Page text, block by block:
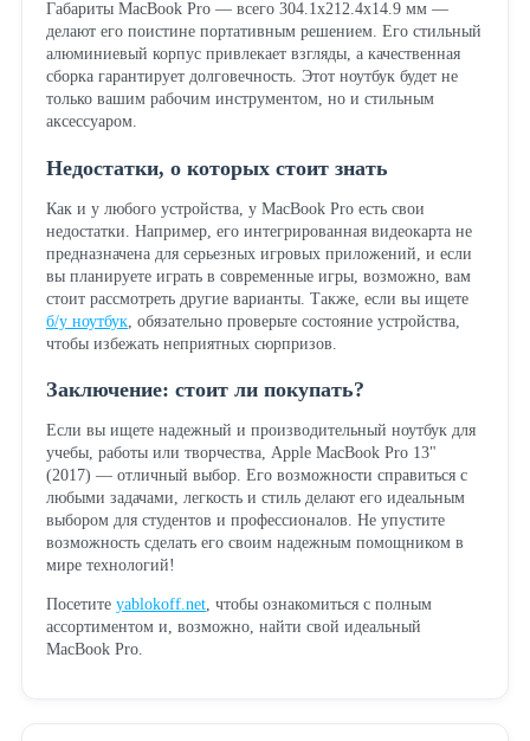
Габариты MacBook Pro — всего 304.1x212.4x14.9 мм —
делают его поистине портативным решением. Его стильный
алюминиевый корпус привлекает взгляды, а качественная
сборка гарантирует долговечность. Этот ноутбук будет не
только вашим рабочим инструментом, но и стильным
аксессуаром.
Недостатки, о которых стоит знать
Как и у любого устройства, у MacBook Pro есть свои
недостатки. Например, его интегрированная видеокарта не
предназначена для серьезных игровых приложений, и если
вы планируете играть в современные игры, возможно, вам
стоит рассмотреть другие варианты. Также, если вы ищете
б/у ноутбук, обязательно проверьте состояние устройства,
чтобы избежать неприятных сюрпризов.
Заключение: стоит ли покупать?
Если вы ищете надежный и производительный ноутбук для
учебы, работы или творчества, Apple MacBook Pro 13"
(2017) — отличный выбор. Его возможности справиться с
любыми задачами, легкость и стиль делают его идеальным
выбором для студентов и профессионалов. Не упустите
возможность сделать его своим надежным помощником в
мире технологий!
Посетите yablokoff.net, чтобы ознакомиться с полным
ассортиментом и, возможно, найти свой идеальный
MacBook Pro.